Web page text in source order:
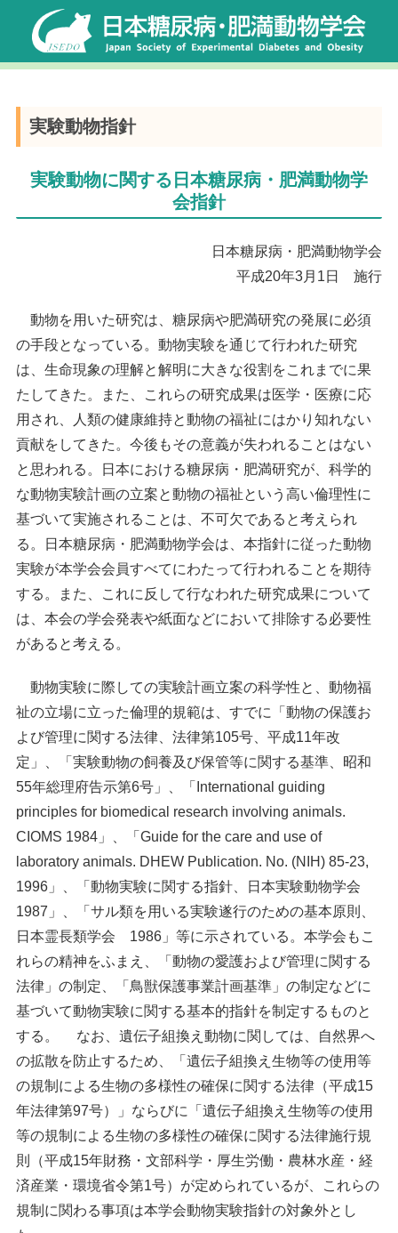
実験動物指針
実験動物に関する日本糖尿病・肥満動物学
会指針
日本糖尿病・肥満動物学会
平成20年3月1日 施行
動物を用いた研究は、糖尿病や肥満研究の発展に必須
の手段となっている。動物実験を通じて行われた研究
は、生命現象の理解と解明に大きな役割をこれまでに果
たしてきた。また、これらの研究成果は医学・医療に応
用され、人類の健康維持と動物の福祉にはかり知れない
貢献をしてきた。今後もその意義が失われることはない
と思われる。日本における糖尿病・肥満研究が、科学的
な動物実験計画の立案と動物の福祉という高い倫理性に
基づいて実施されることは、不可欠であると考えられ
る。日本糖尿病・肥満動物学会は、本指針に従った動物
実験が本学会会員すべてにわたって行われることを期待
する。また、これに反して行なわれた研究成果について
は、本会の学会発表や紙面などにおいて排除する必要性
があると考える。
動物実験に際しての実験計画立案の科学性と、動物福
祉の立場に立った倫理的規範は、すでに「動物の保護お
よび管理に関する法律、法律第105号、平成11年改
定」、「実験動物の飼養及び保管等に関する基準、昭和
55年総理府告示第6号」、「International guiding
principles for biomedical research involving animals.
CIOMS 1984」、「Guide for the care and use of
laboratory animals. DHEW Publication. No. (NIH) 85-23,
1996」、「動物実験に関する指針、日本実験動物学会
1987」、「サル類を用いる実験遂行のための基本原則、
日本霊長類学会 1986」等に示されている。本学会もこ
れらの精神をふまえ、「動物の愛護および管理に関する
法律」の制定、「鳥獣保護事業計画基準」の制定などに
基づいて動物実験に関する基本的指針を制定するものと
する。 なお、遺伝子組換え動物に関しては、自然界へ
の拡散を防止するため、「遺伝子組換え生物等の使用等
の規制による生物の多様性の確保に関する法律（平成15
年法律第97号）」ならびに「遺伝子組換え生物等の使用
等の規制による生物の多様性の確保に関する法律施行規
則（平成15年財務・文部科学・厚生労働・農林水産・経
済産業・環境省令第1号）が定められているが、これらの
規制に関わる事項は本学会動物実験指針の対象外とし